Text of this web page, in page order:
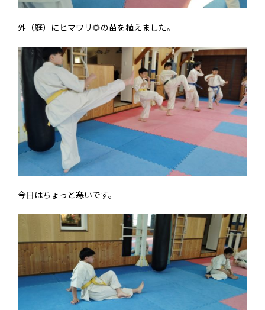
外（庭）にヒマワリ🌻の苗を植えました。
今日はちょっと寒いです。